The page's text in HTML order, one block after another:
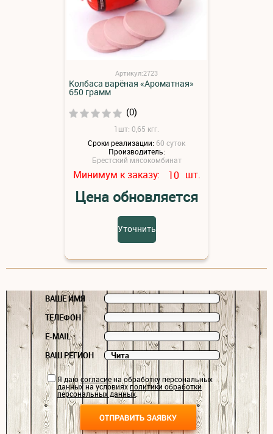
Артикул:2723
Колбаса варёная «Ароматная»
650 грамм
(0)
1шт: 0,65 кгг.
Сроки реализации: 60 суток
Производитель:
Брестский мясокомбинат
Минимум к заказу: 10 шт.
Цена обновляется
Уточнить
ВАШЕ ИМЯ
ТЕЛЕФОН
E-MAIL
ВАШ РЕГИОН
Я даюсогласиена обработку персональных
данных на условияхполитики обработки
персональных данных.